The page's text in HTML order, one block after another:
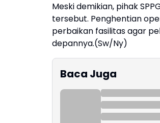
Meski demikian, pihak
tersebut. Penghentian
perbaikan fasilitas agar
depannya.(Sw/Ny)
Baca Juga